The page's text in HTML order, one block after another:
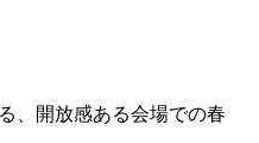
、開放感ある会場での春